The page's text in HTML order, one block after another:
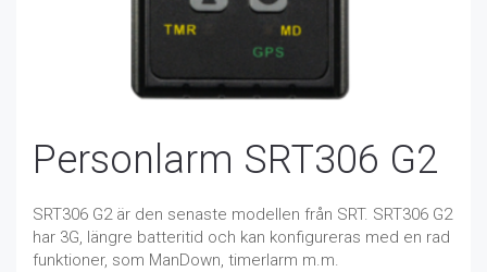
Personlarm SRT306 G2
SRT306 G2 är den senaste modellen från SRT. SRT306 G2
har 3G, längre batteritid och kan konfigureras med en rad
funktioner, som ManDown, timerlarm m.m.